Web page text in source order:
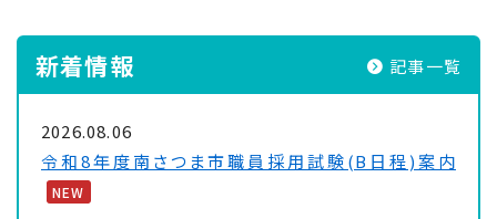
新着情報 記事一覧
2026.08.06
令和8年度南さつま市職員採用試験(B日程)案内
NEW